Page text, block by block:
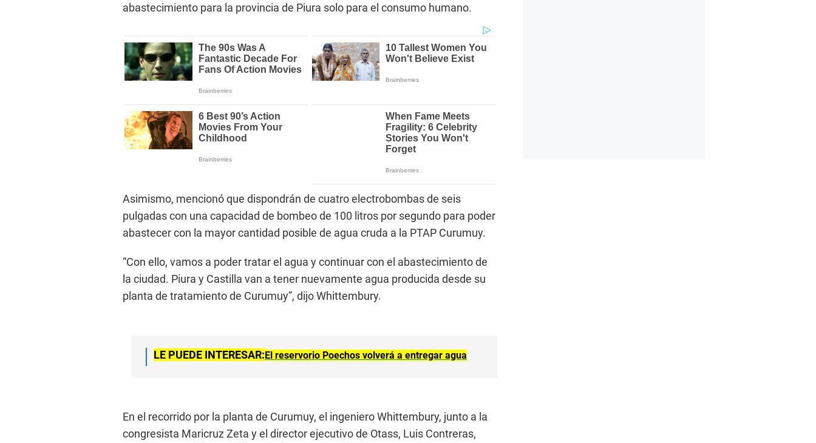
abastecimiento para la provincia de Piura solo para el consumo humano.
Asimismo, mencionó que dispondrán de cuatro electrobombas de seis
pulgadas con una capacidad de bombeo de 100 litros por segundo para poder
abastecer con la mayor cantidad posible de agua cruda a la PTAP Curumuy.
“Con ello, vamos a poder tratar el agua y continuar con el abastecimiento de
la ciudad. Piura y Castilla van a tener nuevamente agua producida desde su
planta de tratamiento de Curumuy”, dijo Whittembury.
LE PUEDE INTERESAR:El reservorio Poechos volverá a entregar agua
En el recorrido por la planta de Curumuy, el ingeniero Whittembury, junto a la
congresista Maricruz Zeta y el director ejecutivo de Otass, Luis Contreras,